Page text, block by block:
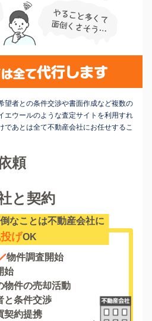
望者との条件交渉や書面作成など複数の
エウールのような査定サイトを利用すれ
であとは全て不動産会社にお任せするこ
頼
と契約
なことは不動産会社に
げOK
物件調査開始
始
物件の売却活動
と条件交渉
契約提携